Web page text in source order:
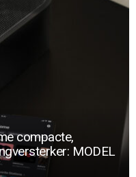
compacte,
MODEL